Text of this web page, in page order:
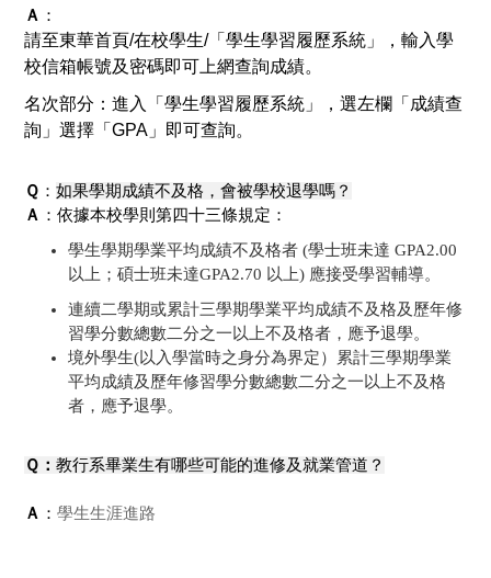
Ａ ：
請至東華首頁/在校學生/「 學生學習履歷系統 」，輸入學
校信箱帳號及密碼即可上網查詢成績。
名次部分：進入
「學生學習履歷系統」，選左欄「成績查
詢」選擇「GPA」即可查詢。
Ｑ ： 如果學期成績不及格，會被學校退學嗎？
Ａ ： 依據本校學則第四十三條規定：
學生學期學業平均成績不及格者 (學士班未達 GPA2.00
以上；碩士班未達GPA2.70 以上) 應接受學習輔導。
連續二學期或累計三學期學業平均成績不及格及歷年修
習學分數總數二分之一以上不及格者，應予退學。
境外學生(以入學當時之身分為界定）累計三學期學業
平均成績及歷年修習學分數總數二分之一以上不及格
者，應予退學。
Ｑ： 教行系畢業生有哪些可能的進修及就業管道？
Ａ ： 學生生涯進路